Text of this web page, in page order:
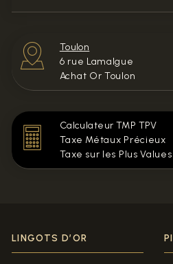
Toulon
6 rue Lamalgue
Achat Or Toulon
Calculateur TMP TPV
Taxe Métaux Précieux
Taxe sur les Plus Values
LINGOTS D’OR